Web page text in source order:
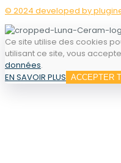
© 2024 developed by
Ce site utilise des cookies
utilisant ce site, vous
données.
EN SAVOIR PLUS ACCEPTER